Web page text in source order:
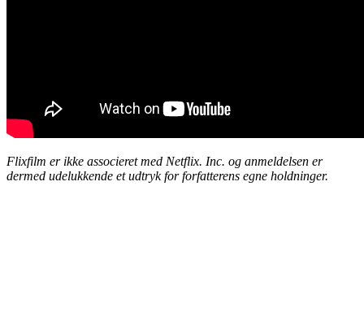
Flixfilm er ikke associeret med Netflix. Inc. og anmeldelsen er
dermed udelukkende et udtryk for forfatterens egne holdninger.